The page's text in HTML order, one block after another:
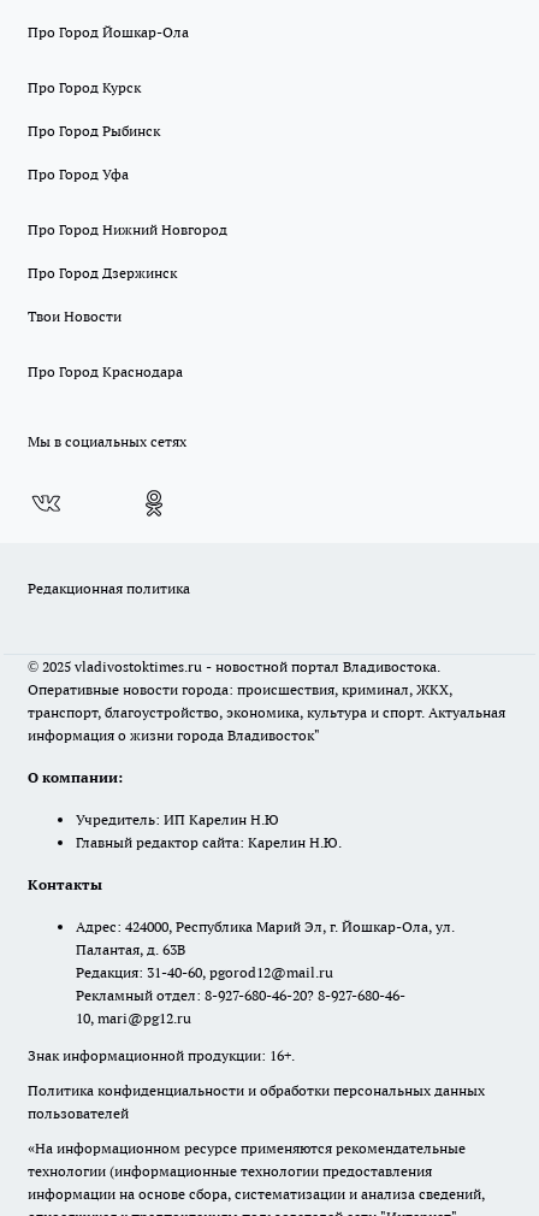
Про Город Йошкар-Ола
Про Город Курск
Про Город Рыбинск
Про Город Уфа
Про Город Нижний Новгород
Про Город Дзержинск
Твои Новости
Про Город Краснодара
Мы в социальных сетях
Редакционная политика
© 2025 vladivostoktimes.ru - новостной портал Владивостока.
Оперативные новости города: происшествия, криминал, ЖКХ,
транспорт, благоустройство, экономика, культура и спорт. Актуальная
информация о жизни города Владивосток"
О компании:
Учредитель: ИП Карелин Н.Ю
Главный редактор сайта: Карелин Н.Ю.
Контакты
Адрес: 424000, Республика Марий Эл, г. Йошкар-Ола, ул.
Палантая, д. 63В
Редакция: 31-40-60, pgorod12@mail.ru
Рекламный отдел: 8-927-680-46-20? 8-927-680-46-
10, mari@pg12.ru
Знак информационной продукции: 16+.
Политика конфиденциальности и обработки персональных данных
пользователей
«На информационном ресурсе применяются рекомендательные
технологии (информационные технологии предоставления
информации на основе сбора, систематизации и анализа сведений,